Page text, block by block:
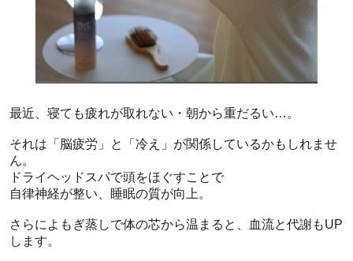
最近、寝ても疲れが取れない・朝から重だるい…。
それは「脳疲労」と「冷え」が関係しているかもしれませ
ん。
ドライヘッドスパで頭をほぐすことで
自律神経が整い、睡眠の質が向上。
さらによもぎ蒸しで体の芯から温まると、血流と代謝もUP
します。